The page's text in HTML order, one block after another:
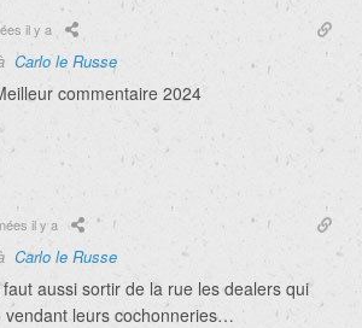
il y a
Carlo le Russe
commentaire 2024
il y a
Carlo le Russe
faut aussi sortir de la rue les dealers qui
vendant leurs cochonneries…